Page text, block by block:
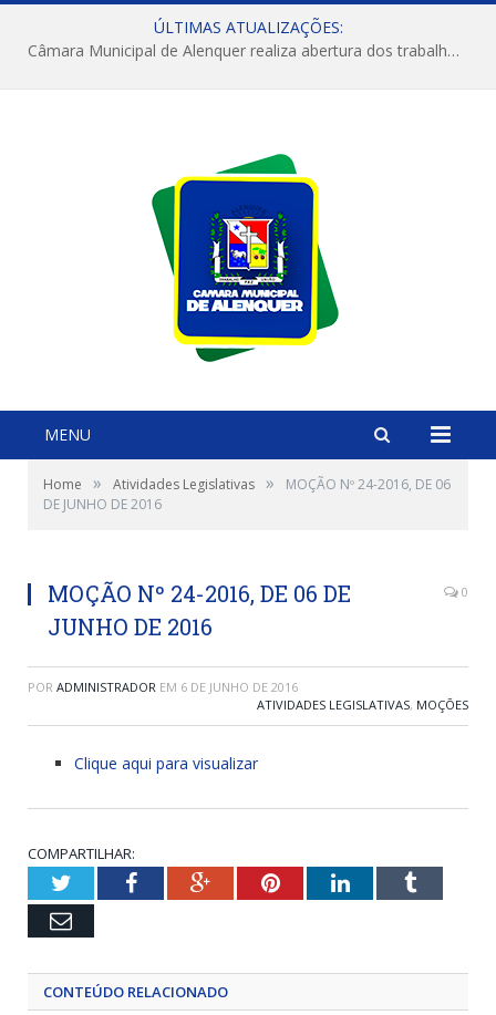
ÚLTIMAS ATUALIZAÇÕES:
Câmara Municipal de Alenquer realiza abertura dos trabalhos do 4º Período Legislativo
MENU
Home » Atividades Legislativas »
MOÇÃO Nº 24-2016, DE 06
DE JUNHO DE 2016
MOÇÃO Nº 24-2016, DE 06 DE
JUNHO DE 2016
0
POR ADMINISTRADOR EM 6 DE JUNHO DE 2016
ATIVIDADES LEGISLATIVAS, MOÇÕES
Clique aqui para visualizar
COMPARTILHAR:
TwitterFacebookGoogle+PinterestLinkedInTumblr
Email
CONTEÚDO RELACIONADO